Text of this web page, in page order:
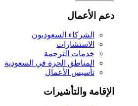
دعم الأعمال
الشركاء السعوديون
الاستشارات
خدمات الترجمة
المناطق الحرة في السعودية
تأسيس الأعمال
الإقامة والتأشيرات